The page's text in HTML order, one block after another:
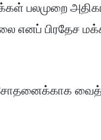
பலமுறை
எனப் பிரதேச